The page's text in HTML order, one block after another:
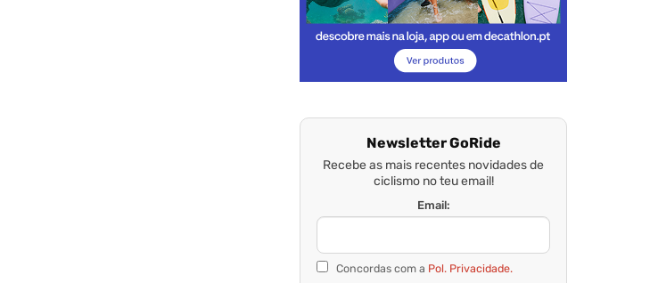
Newsletter GoRide
Recebe as mais recentes novidades de
ciclismo no teu email!
Email:
Concordas com a Pol. Privacidade.